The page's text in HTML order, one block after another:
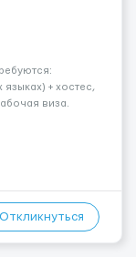
+ хостеc,
виза.
зарплат...
Откликнуться